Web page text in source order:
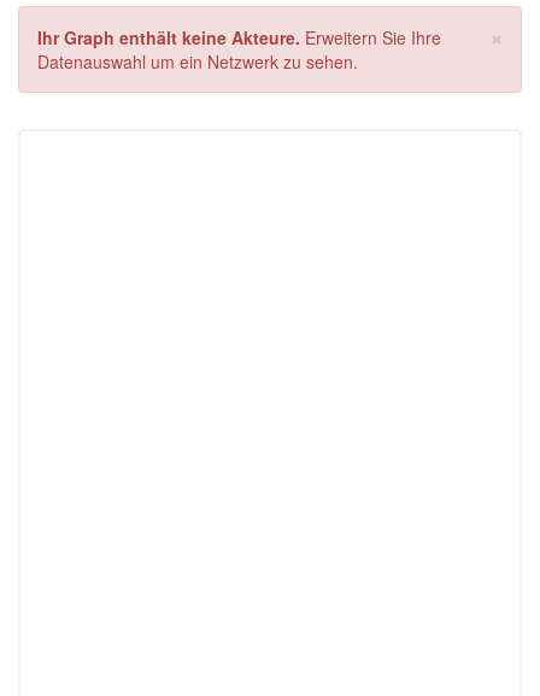
×
Ihr Graph enthält keine Akteure. Erweitern Sie Ihre
Datenauswahl um ein Netzwerk zu sehen.